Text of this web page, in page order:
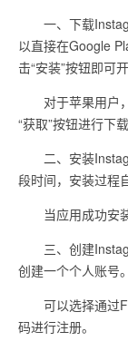
一、下载
以直接在Google
击“安装”按钮即可
对于苹果用户，
“获取”按钮进行下载
二、安装
段时间，安装过程
当应用成功安装
三、创建
创建一个个人账号。
可以选择通过
码进行注册。